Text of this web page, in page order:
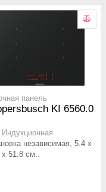
панель
KI 6560.0
Индукционная
независимая, 5.4 x
x 51.8 см..